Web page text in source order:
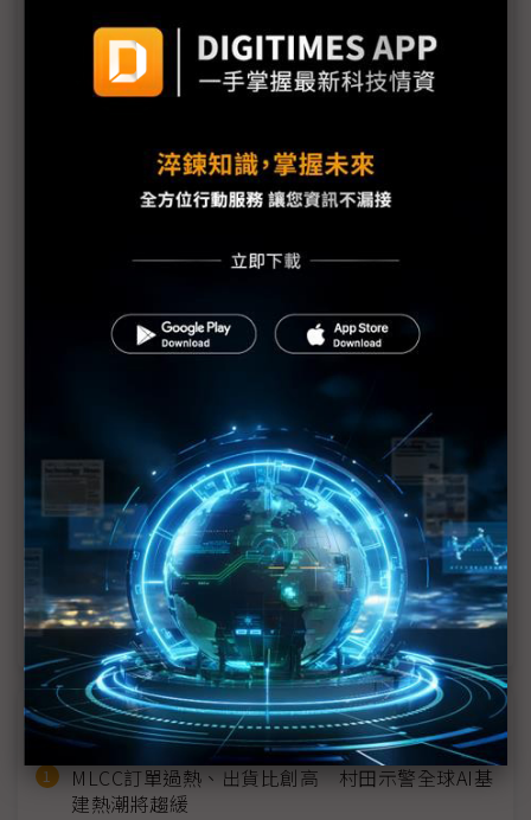
京東方IT OLED動向 蒸鍍機業者Sunic營運報告露端
OLED iPad Pro賣不好 傳LGD挪產能造iPhone面板
SDC聯手英特爾 以AI PC鞏固IT OLED優勢
OLED MacBook Air推遲上市 SDC第二台蒸鍍機瞄
準非蘋需求
京東方IT OLED良率難達標 SDC有望獨握MacBook
維信諾8.6代OLED投資啟動 蒸鍍機業者爭訂單
折疊面板龍頭不讓位 SDC有望獨供首批折疊iPhone
SDC營收跌破30兆韓元 1Q25展望保守盼「平」添
亮點
近７天熱門報導
MLCC訂單過熱、出貨比創高 村田示警全球AI基
建熱潮將趨緩